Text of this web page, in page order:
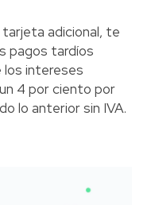
adicional, te
pagos tardíos
los intereses
4 por ciento por
lo anterior sin IVA.